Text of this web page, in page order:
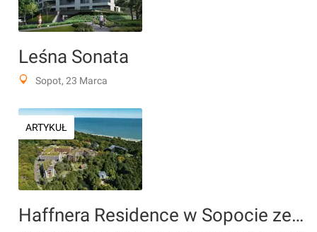
Leśna Sonata
Sopot, 23 Marca
ARTYKUŁ
Haffnera Residence w Sopocie ze stanem surowym zamkniętym. Zakończenie budowy jeszcze w tym roku [WIZUALIZACJE]